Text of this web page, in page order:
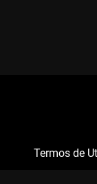
Termos de